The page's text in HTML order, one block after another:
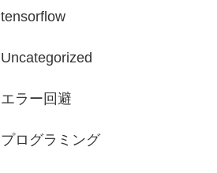
tensorflow
Uncategorized
エラー回避
プログラミング